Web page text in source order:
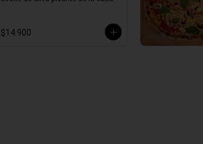
$14.900